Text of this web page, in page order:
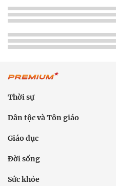
Thời sự
Dân tộc và Tôn giáo
Giáo dục
Đời sống
Sức khỏe